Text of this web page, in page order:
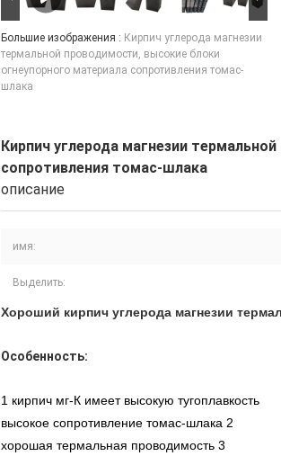
Большие изображения : Кирпич углерода магнезии
термальной проводимости, высокие блоки
огнеупорного материала сопротивления томас-
шлака
Кирпич углерода магнезии
сопротивления томас-шлака
описание
имя:
Выделить:
Хороший кирпич углерода магнезии
Особенность:
1 кирпич мг-К имеет высокую тугоплавкость
высокое сопротивление томас-шлака 2
хорошая термальная проводимость 3